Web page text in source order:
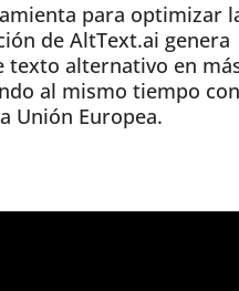
para optimizar
de AltText.ai genera
alternativo en
al mismo tiempo
Unión Europea.